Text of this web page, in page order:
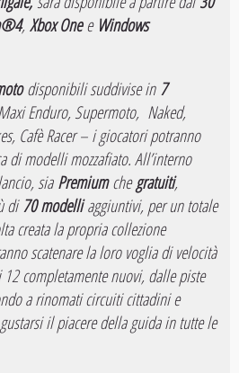
, Xbox Onee Windows
disponibili suddivise in7
Enduro, Supermoto, Naked,
Cafè Racer – i giocatori potranno
di modelli mozzafiato. All’interno
siaPremiumchegratuiti,
di70 modelliaggiuntivi, per un totale
creata la propria collezione
scatenare la loro voglia di velocità
completamente nuovi, dalle piste
a rinomati circuiti cittadini e
il piacere della guida in tutte le